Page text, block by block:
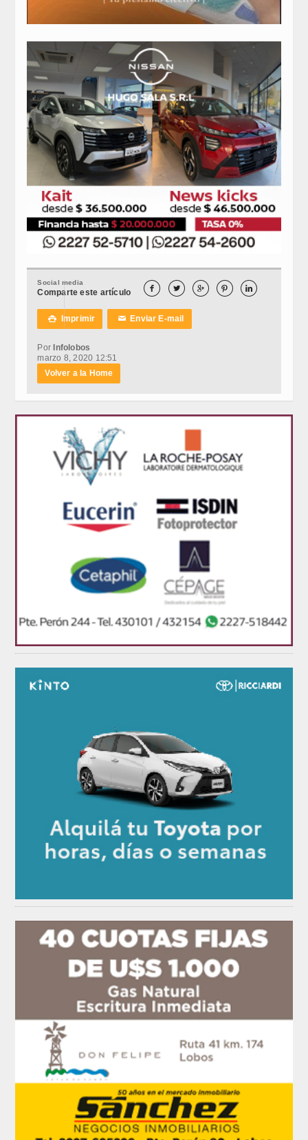
Social media
Comparte este artículo     
 Imprimir ✉Enviar E-mail
PorInfolobos
marzo 8, 2020 12:51
Volver a la Home